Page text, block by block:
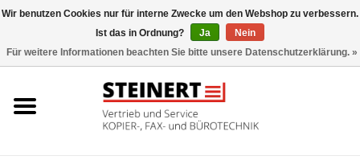
Büromaschinen- Service
Wir benutzen Cookies nur für interne Zwecke um den Webshop zu verbessern.
Ist das in Ordnung?
Ja
Nein
Für weitere Informationen beachten Sie bitte unsere Datenschutzerklärung. »